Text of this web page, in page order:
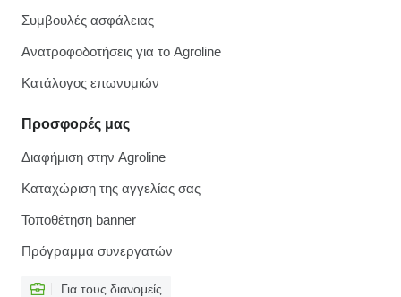
Συμβουλές ασφάλειας
Ανατροφοδοτήσεις για το Agroline
Κατάλογος επωνυμιών
Προσφορές μας
Διαφήμιση στην Agroline
Καταχώριση της αγγελίας σας
Τοποθέτηση banner
Πρόγραμμα συνεργατών
Για τους διανομείς